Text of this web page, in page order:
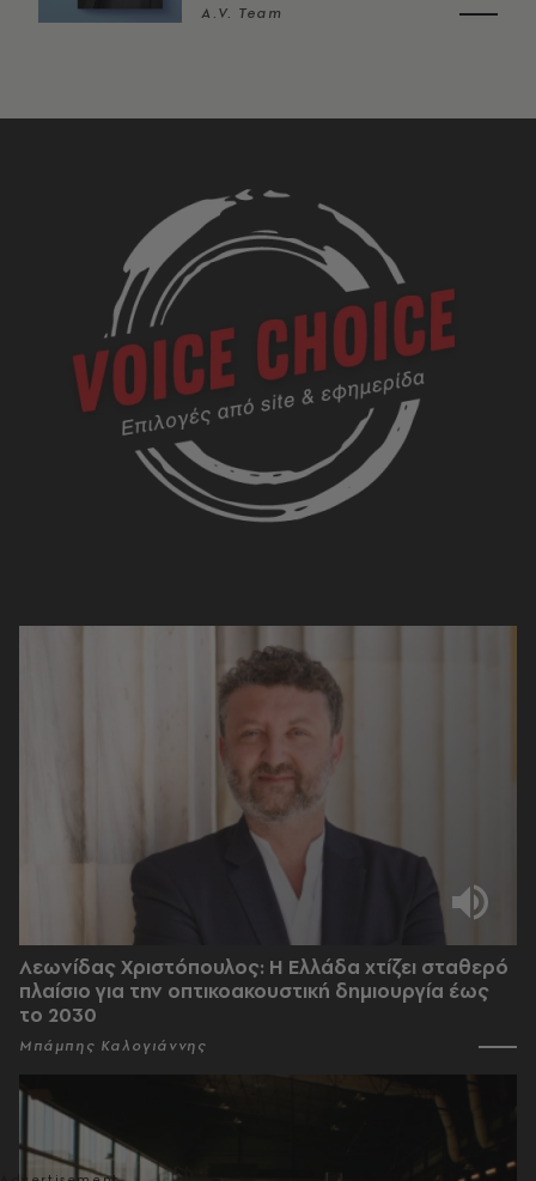
A.V. Team
Λεωνίδας Χριστόπουλος: Η Ελλάδα χτίζει σταθερό
πλαίσιο για την οπτικοακουστική δημιουργία έως
το 2030
Μπάμπης Καλογιάννης